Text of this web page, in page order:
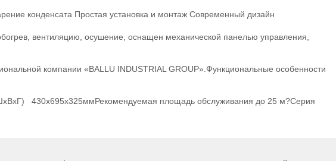
конденсата Простая установка и монтаж Современный дизайн
вентиляцию, осушение, оснащен механической панелью управления,
компании «BALLU INDUSTRIAL GROUP».Функциональные особенности
430x695x325ммРекомендуемая площадь обслуживания до 25 м?Серия